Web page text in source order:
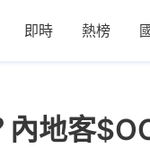
即時 熱榜
地客